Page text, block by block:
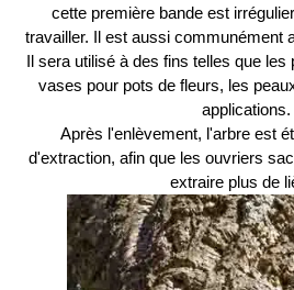
cette première bande est
travailler. Il est aussi communément
Il sera utilisé à des fins telles que les
vases pour pots de fleurs, les
applications.
Après l'enlèvement, l'arbre est
d'extraction, afin que les ouvriers
extraire plus de